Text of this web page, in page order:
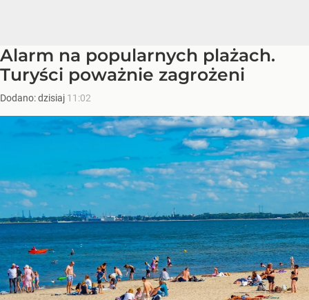
Alarm na popularnych plażach.
Turyści poważnie zagrożeni
Dodano:dzisiaj 11:02